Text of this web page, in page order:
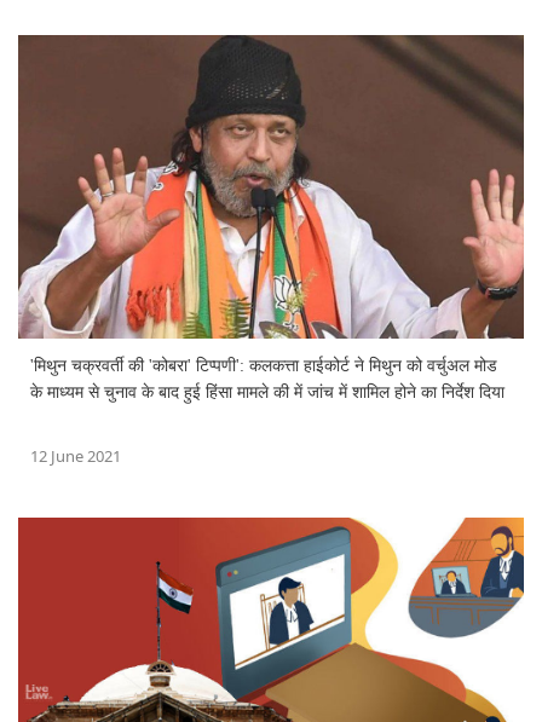
'मिथुन चक्रवर्ती की 'कोबरा' टिप्पणी': कलकत्ता हाईकोर्ट ने मिथुन को वर्चुअल मोड
के माध्यम से चुनाव के बाद हुई हिंसा मामले की में जांच में शामिल होने का निर्देश दिया
12 June 2021